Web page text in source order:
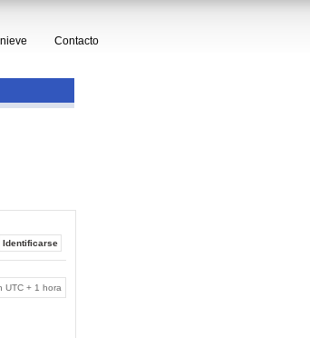
Contacto
UTC + 1 hora